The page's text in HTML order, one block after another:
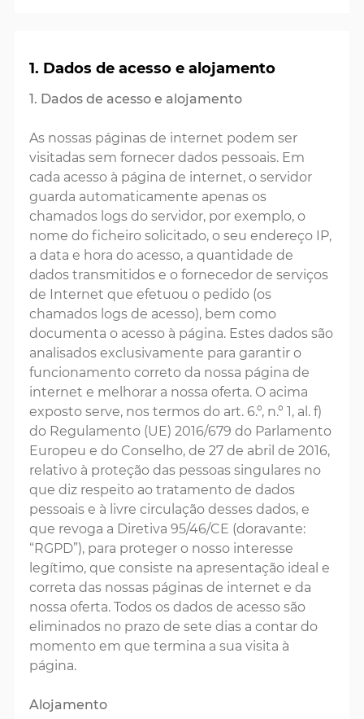
1. Dados de acesso e alojamento
1. Dados de acesso e alojamento
As nossas páginas de internet podem ser
visitadas sem fornecer dados pessoais. Em
cada acesso à página de internet, o servidor
guarda automaticamente apenas os
chamados logs do servidor, por exemplo, o
nome do ficheiro solicitado, o seu endereço IP,
a data e hora do acesso, a quantidade de
dados transmitidos e o fornecedor de serviços
de Internet que efetuou o pedido (os
chamados logs de acesso), bem como
documenta o acesso à página. Estes dados são
analisados exclusivamente para garantir o
funcionamento correto da nossa página de
internet e melhorar a nossa oferta. O acima
exposto serve, nos termos do art. 6.º, n.º 1, al. f)
do Regulamento (UE) 2016/679 do Parlamento
Europeu e do Conselho, de 27 de abril de 2016,
relativo à proteção das pessoas singulares no
que diz respeito ao tratamento de dados
pessoais e à livre circulação desses dados, e
que revoga a Diretiva 95/46/CE (doravante:
“RGPD”), para proteger o nosso interesse
legítimo, que consiste na apresentação ideal e
correta das nossas páginas de internet e da
nossa oferta. Todos os dados de acesso são
eliminados no prazo de sete dias a contar do
momento em que termina a sua visita à
página.
Alojamento